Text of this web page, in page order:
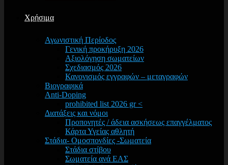
Χρήσιμα
Αγωνιστική Περίοδος
Γενική προκήρυξη 2026
Αξιολόγηση σωματείων
Σχεδιασμός 2026
Κανονισμός εγγραφών – μεταγραφών
Βιογραφικά
Anti-Doping
prohibited list 2026 gr <
Διατάξεις και νόμοι
Προπονητές / άδεια ασκήσεως επαγγέλματος
Κάρτα Υγείας αθλητή
Στάδια- Ομοσπονδίες -Σωματεία
Στάδια στίβου
Σωματεία ανά ΕΑΣ